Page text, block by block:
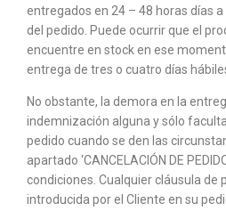
entregados en 24 – 48 horas días
del pedido. Puede ocurrir que el
encuentre en stock en ese
entrega de tres o cuatro días
No obstante, la demora en la
indemnización alguna y sólo
pedido cuando se den las
apartado ‘CANCELACIÓN DE
condiciones. Cualquier cláusula de
introducida por el Cliente en su